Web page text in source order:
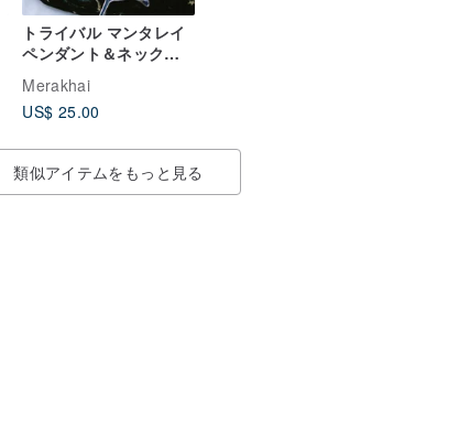
トライバル マンタレイ
ペンダント＆ネックレ
Merakhai
US$ 25.00
類似アイテムをもっと見る